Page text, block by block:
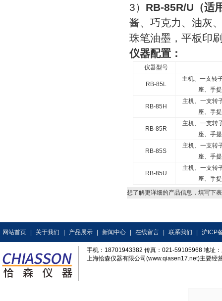
3） RB-85R/U （适
酱、巧克力、油灰
珠笔油墨，平板印
仪器配置：
仪器型号
RB-85L
主机、一支转
座、手
RB-85H
主机、一支转
座、手
RB-85R
主机、一支转
座、手
RB-85S
主机、一支转
座、手
RB-85U
主机、一支转
座、手
想了解更详细的产品信息，填写下
网站首页 关于我们 产品展示 新闻中心 在线留言 联系我们 沪ICP
手机：18701943382 传真：021-59105968 地址
上海恰森仪器有限公司(www.qiasen17.net)主要经